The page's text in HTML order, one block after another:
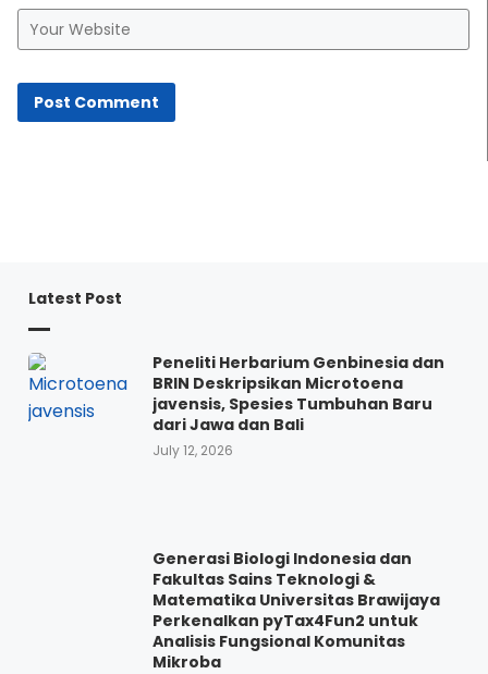
Latest Post
Peneliti Herbarium Genbinesia dan
BRIN Deskripsikan Microtoena
javensis, Spesies Tumbuhan Baru
dari Jawa dan Bali
July 12, 2026
Generasi Biologi Indonesia dan
Fakultas Sains Teknologi &
Matematika Universitas Brawijaya
Perkenalkan pyTax4Fun2 untuk
Analisis Fungsional Komunitas
Mikroba